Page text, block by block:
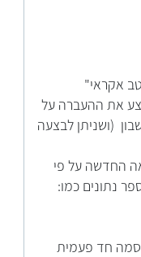
אקראי"
את ההעברה על
(ושניתן לבצעה
החדשה על פי
נתונים כמו:
חד פעמית